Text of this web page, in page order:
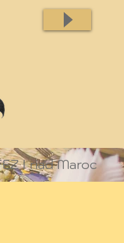
I riad Maroc